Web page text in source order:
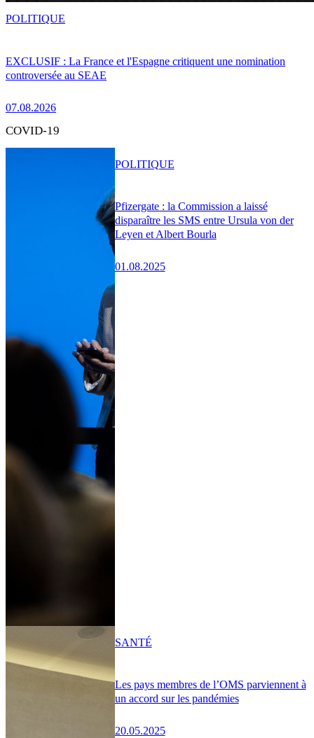
EXCLUSIF : La France et l'Espagne critiquent une nomination
controversée au SEAE
07.08.2026
POLITIQUE
COVID-19
Pfizergate : la Commission a laissé
disparaître les SMS entre Ursula von der
Leyen et Albert Bourla
01.08.2025
POLITIQUE
Les pays membres de l’OMS parviennent à
un accord sur les pandémies
20.05.2025
SANTÉ